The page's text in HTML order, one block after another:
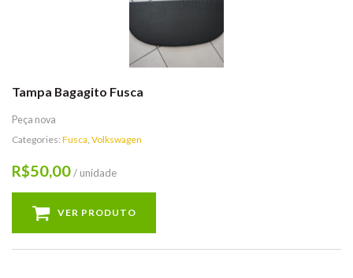
Tampa Bagagito Fusca
Peça nova
Categories: Fusca, Volkswagen
R$50,00/ unidade
VER PRODUTO